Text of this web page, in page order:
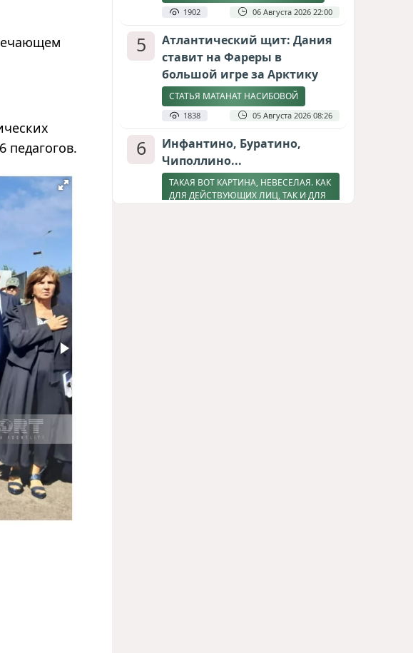
педагогов.
1902 06 Августа 2026 22:00
5
Атлантический щит: Дания
ставит на Фареры в
большой игре за Арктику
СТАТЬЯ МАТАНАТ НАСИБОВОЙ
1838 05 Августа 2026 08:26
6
Инфантино, Буратино,
Чиполлино...
ТАКАЯ ВОТ КАРТИНА, НЕВЕСЕЛАЯ. КАК
ДЛЯ ДЕЙСТВУЮЩИХ ЛИЦ, ТАК И ДЛЯ